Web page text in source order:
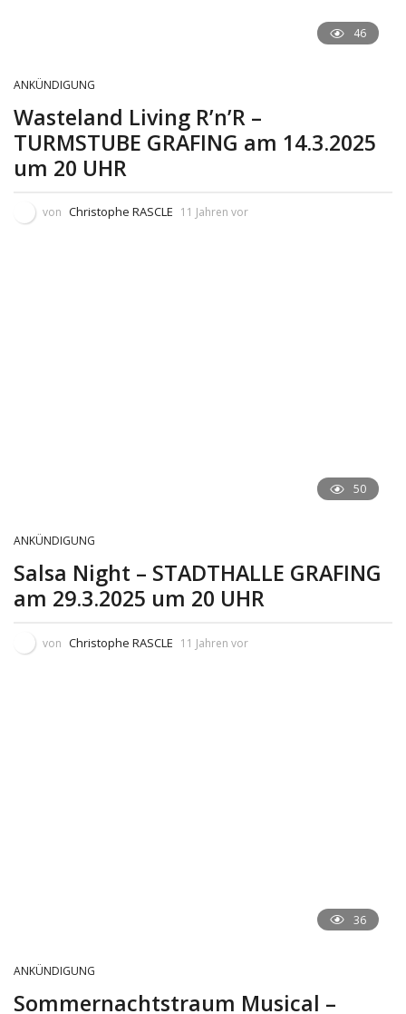
46
ANKÜNDIGUNG
Wasteland Living R’n’R –
TURMSTUBE GRAFING am 14.3.2025
um 20 UHR
von Christophe RASCLE 11 Jahren vor
50
ANKÜNDIGUNG
Salsa Night – STADTHALLE GRAFING
am 29.3.2025 um 20 UHR
von Christophe RASCLE 11 Jahren vor
36
ANKÜNDIGUNG
Sommernachtstraum Musical –